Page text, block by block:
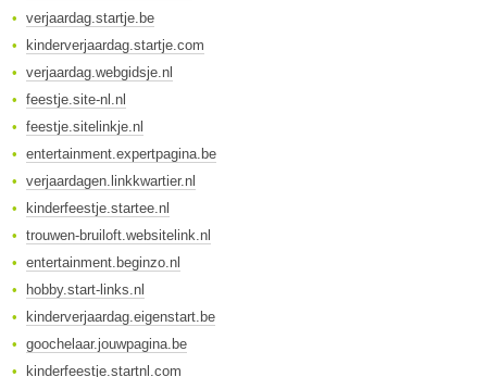
verjaardag.startje.be
kinderverjaardag.startje.com
verjaardag.webgidsje.nl
feestje.site-nl.nl
feestje.sitelinkje.nl
entertainment.expertpagina.be
verjaardagen.linkkwartier.nl
kinderfeestje.startee.nl
trouwen-bruiloft.websitelink.nl
entertainment.beginzo.nl
hobby.start-links.nl
kinderverjaardag.eigenstart.be
goochelaar.jouwpagina.be
kinderfeestje.startnl.com